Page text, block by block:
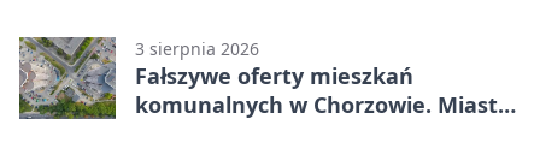
3 sierpnia 2026
Fałszywe oferty mieszkań
komunalnych w Chorzowie. Miasto